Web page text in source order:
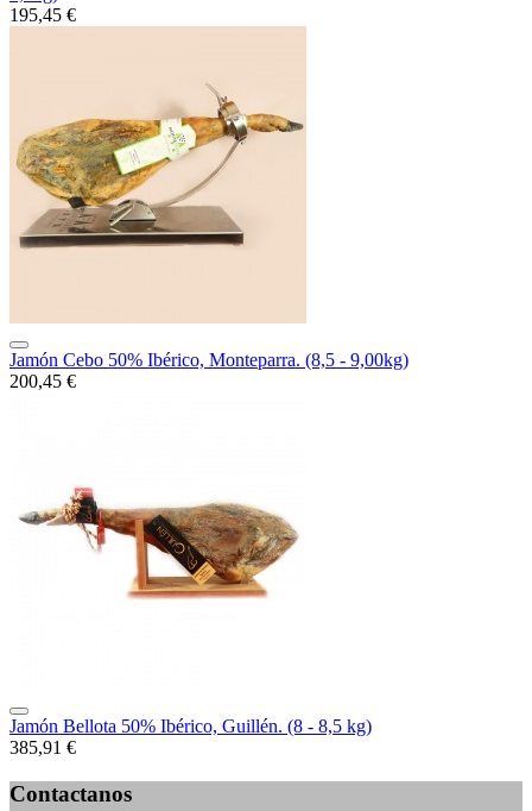
195,45 €
Jamón Cebo 50% Ibérico, Monteparra. (8,5 - 9,00kg)
200,45 €
Jamón Bellota 50% Ibérico, Guillén. (8 - 8,5 kg)
385,91 €
Contactanos